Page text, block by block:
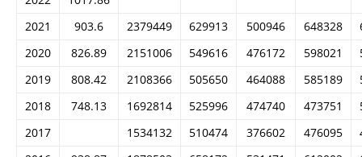
2021
903.6 2379449 629913 500946 648328
2020
826.89 2151006 549616 476172 598021
2019
808.42 2108366 505650 464088 585189
2018
748.13 1692814 525996 474740 473751
2017
1534132 510474 376602 476095